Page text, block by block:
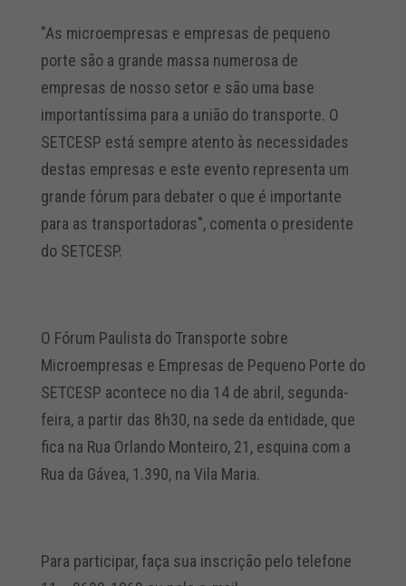
"As microempresas e empresas de pequeno
porte são a grande massa numerosa de
empresas de nosso setor e são uma base
importantíssima para a união do transporte. O
SETCESP está sempre atento às necessidades
destas empresas e este evento representa um
grande fórum para debater o que é importante
para as transportadoras", comenta o presidente
do SETCESP.
O Fórum Paulista do Transporte sobre
Microempresas e Empresas de Pequeno Porte do
SETCESP acontece no dia 14 de abril, segunda-
feira, a partir das 8h30, na sede da entidade, que
fica na Rua Orlando Monteiro, 21, esquina com a
Rua da Gávea, 1.390, na Vila Maria.
Para participar, faça sua inscrição pelo telefone